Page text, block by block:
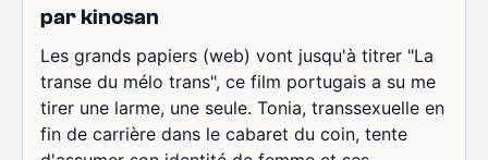
par kinosan
Les grands papiers (web) vont jusqu'à titrer "La
transe du mélo trans", ce film portugais a su me
tirer une larme, une seule. Tonia, transsexuelle en
fin de carrière dans le cabaret du coin, tente